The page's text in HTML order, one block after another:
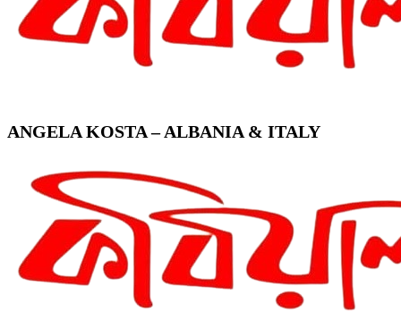
ANGELA KOSTA – ALBANIA & ITALY